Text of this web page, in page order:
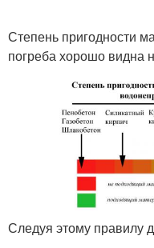
Степень пригодности
погреба хорошо видна
Следуя этому правилу